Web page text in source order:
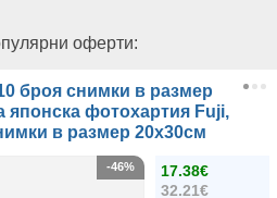
оферти:
броя снимки в размер
японска фотохартия Fuji,
в размер 20х30см
17.38€
32.21€
-46%